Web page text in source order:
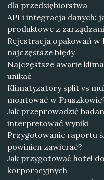
dla przedsiębiorstwa
API i integracja danych:
produktowe z
Rejestracja opakowań w
najczęstsze błędy
Najczęstsze awarie
unikać
Klimatyzatory split vs
montować w
Jak przeprowadzić
interpretować wyniki
Przygotowanie raportu
powinien zawierać?
Jak przygotować hotel
korporacyjnych